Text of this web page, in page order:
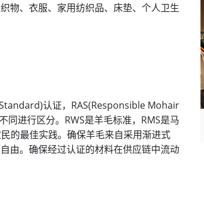
物、衣服、家用纺织品、床垫、个人卫生
认证，RAS(Responsible Mohair
进行区分。RWS是羊毛标准，RMS是马
的最佳实践。确保羊毛来自采用渐进式
由。确保经过认证的材料在供应链中流动